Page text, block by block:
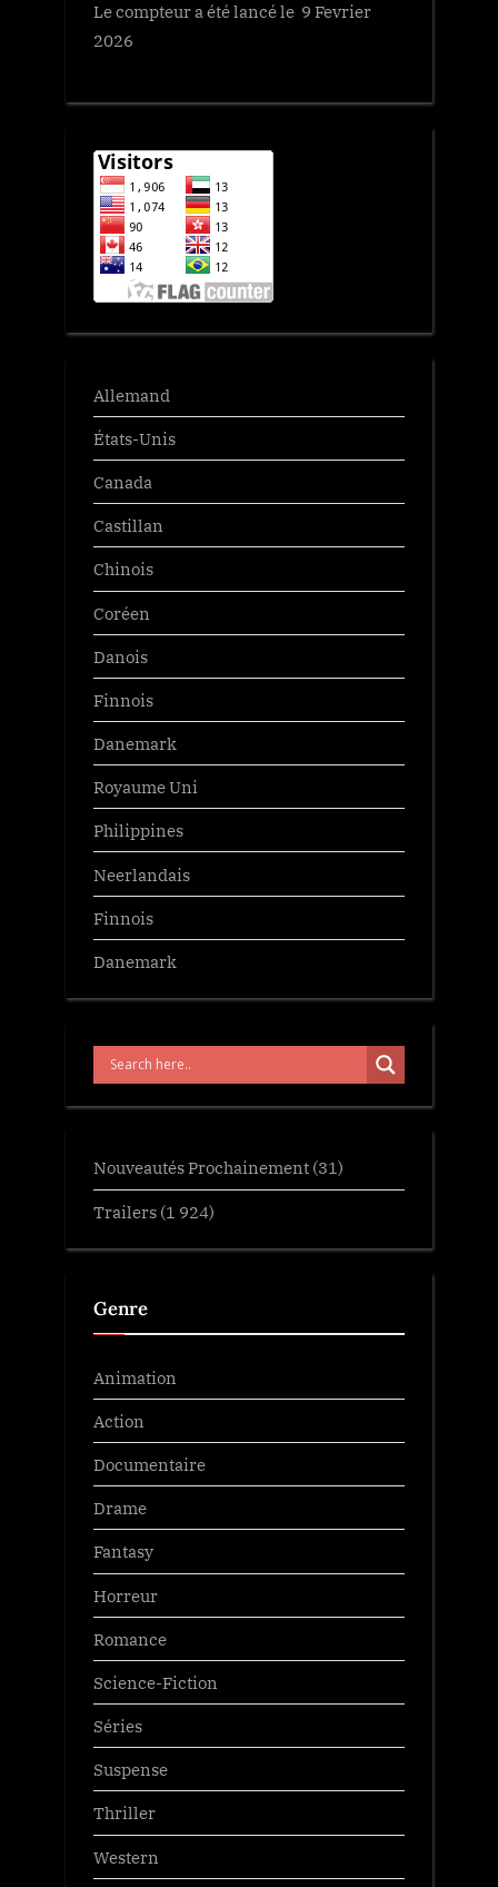
Le compteur a été lancé le 9 Fevrier
2026
Allemand
États-Unis
Canada
Castillan
Chinois
Coréen
Danois
Finnois
Danemark
Royaume Uni
Philippines
Neerlandais
Finnois
Danemark
Nouveautés Prochainement (31)
Trailers (1 924)
Genre
Animation
Action
Documentaire
Drame
Fantasy
Horreur
Romance
Science-Fiction
Séries
Suspense
Thriller
Western